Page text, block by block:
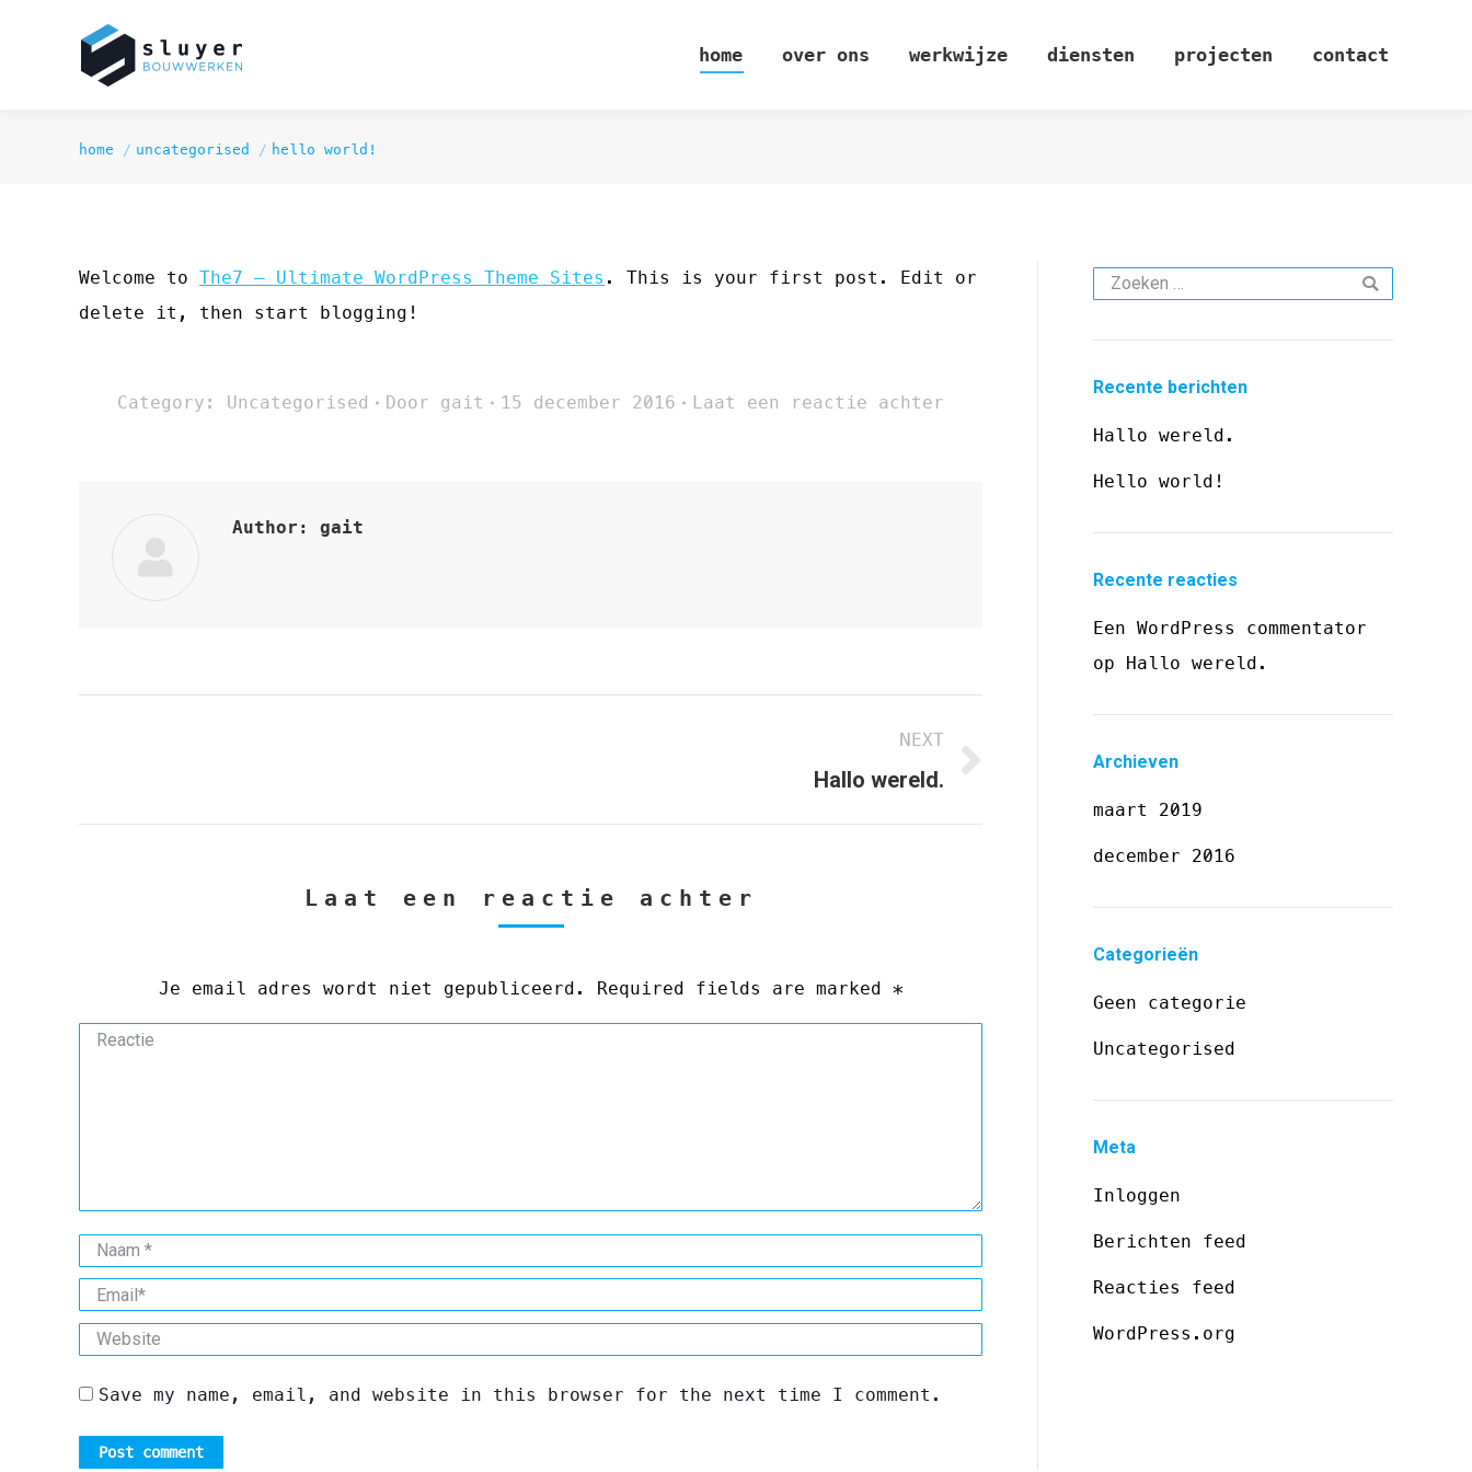
home over ons werkwijze diensten projecten contact
Je bent hier:
home uncategorised hello world!
Welcome to The7 – Ultimate WordPress Theme Sites . This is your first post. Edit or
delete it, then start blogging!
Category: Uncategorised Door gait 15 december 2016 Laat een reactie achter
Author: gait
NEXT
Hallo wereld.
Laat een reactie achter
Je email adres wordt niet gepubliceerd. Required fields are marked *
Reactie
Naam *
Email *
Website
Save my name, email, and website in this browser for the next time I comment.
Post comment
Search:
Recente berichten
Hallo wereld.
Hello world!
Recente reacties
Een WordPress commentator
op Hallo wereld.
Archieven
maart 2019
december 2016
Categorieën
Geen categorie
Uncategorised
Meta
Inloggen
Berichten feed
Reacties feed
WordPress.org